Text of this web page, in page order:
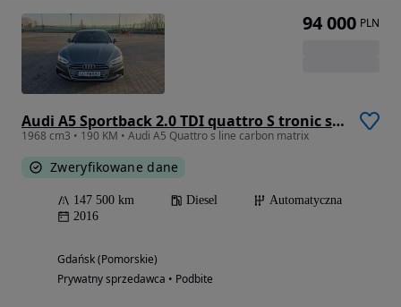
Audi A5 Sportback 2.0 TDI quattro S tronic sport
1968 cm3 • 190 KM • Audi A5 Quattro s line carbon matrix
Zweryfikowane dane
147 500 km Diesel
Automatyczna
2016
Gdańsk (Pomorskie)
Prywatny sprzedawca • Podbite
94 000 PLN